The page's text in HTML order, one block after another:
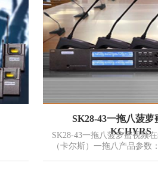
SK28-43一拖八菠
KCHYRS
SK28-43一拖八菠萝蜜视频
（卡尔斯）一拖八产品参数